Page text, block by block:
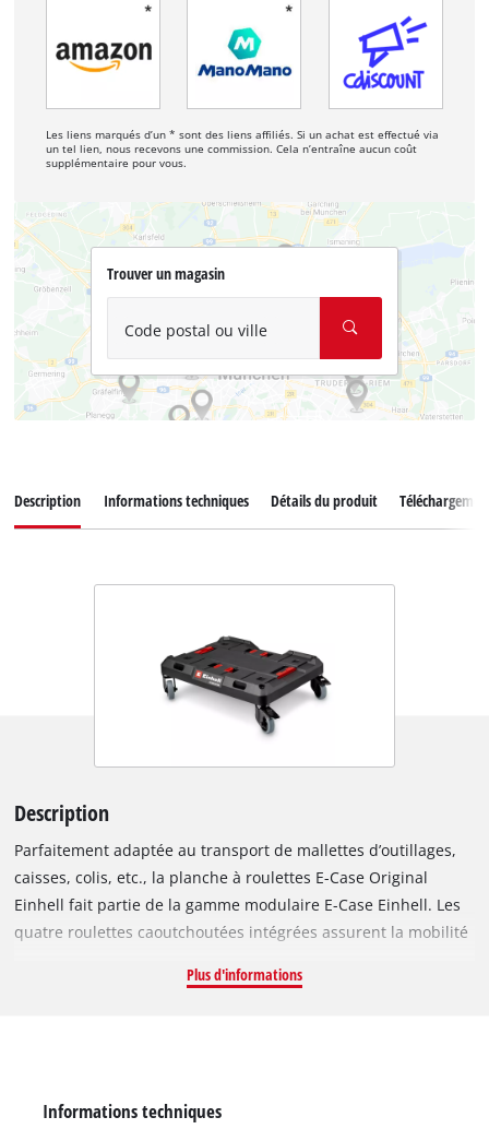
Les liens marqués d’un * sont des liens affiliés. Si un achat est effectué via
un tel lien, nous recevons une commission. Cela n’entraîne aucun coût
supplémentaire pour vous.
Trouver un magasin
Code postal ou ville
Description Informations techniques Détails du produit
Description
Parfaitement adaptée au transport de mallettes d’outillages,
caisses, colis, etc., la planche à roulettes E-Case Original
Einhell fait partie de la gamme modulaire E-Case Einhell. Les
quatre roulettes caoutchoutées intégrées assurent la mobilité
dotées d’un frein à pied pour bloquer la planche à roulettes.
peut supporter des charges élevées jusqu’à 120 kg. Elle
Plus d'informations
Informations techniques